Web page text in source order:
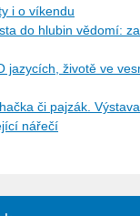
i o víkendu
do hlubin vědomí:
jazycích, životě ve
či pajzák.
nářečí